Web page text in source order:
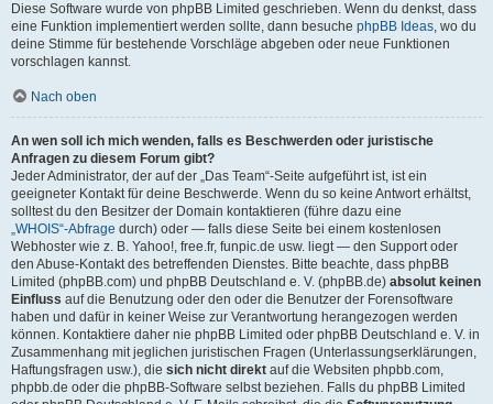
Diese Software wurde von phpBB Limited geschrieben. Wenn du denkst, dass
eine Funktion implementiert werden sollte, dann besuche phpBB Ideas, wo du
deine Stimme für bestehende Vorschläge abgeben oder neue Funktionen
vorschlagen kannst.
Nach oben
An wen soll ich mich wenden, falls es Beschwerden oder juristische
Anfragen zu diesem Forum gibt?
Jeder Administrator, der auf der „Das Team“-Seite aufgeführt ist, ist ein
geeigneter Kontakt für deine Beschwerde. Wenn du so keine Antwort erhältst,
solltest du den Besitzer der Domain kontaktieren (führe dazu eine
„WHOIS“-Abfrage durch) oder — falls diese Seite bei einem kostenlosen
Webhoster wie z. B. Yahoo!, free.fr, funpic.de usw. liegt — den Support oder
den Abuse-Kontakt des betreffenden Dienstes. Bitte beachte, dass phpBB
Limited (phpBB.com) und phpBB Deutschland e. V. (phpBB.de) absolut keinen
Einfluss auf die Benutzung oder den oder die Benutzer der Forensoftware
haben und dafür in keiner Weise zur Verantwortung herangezogen werden
können. Kontaktiere daher nie phpBB Limited oder phpBB Deutschland e. V. in
Zusammenhang mit jeglichen juristischen Fragen (Unterlassungserklärungen,
Haftungsfragen usw.), die sich nicht direkt auf die Websiten phpbb.com,
phpbb.de oder die phpBB-Software selbst beziehen. Falls du phpBB Limited